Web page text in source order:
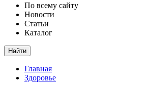
По всему сайту
Новости
Статьи
Каталог
Найти
Главная
Здоровье